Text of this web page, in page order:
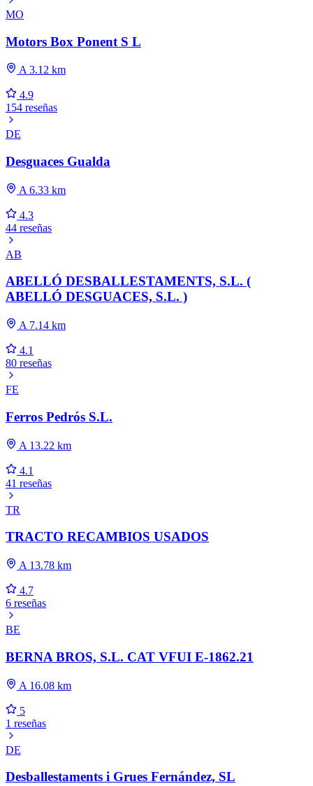
MO
Motors Box Ponent S L
A 3.12 km
4.9
154 reseñas
DE
Desguaces Gualda
A 6.33 km
4.3
44 reseñas
AB
ABELLÓ DESBALLESTAMENTS, S.L. (
ABELLÓ DESGUACES, S.L. )
A 7.14 km
4.1
80 reseñas
FE
Ferros Pedrós S.L.
A 13.22 km
4.1
41 reseñas
TR
TRACTO RECAMBIOS USADOS
A 13.78 km
4.7
6 reseñas
BE
BERNA BROS, S.L. CAT VFUI E-1862.21
A 16.08 km
5
1 reseñas
DE
Desballestaments i Grues Fernández, SL